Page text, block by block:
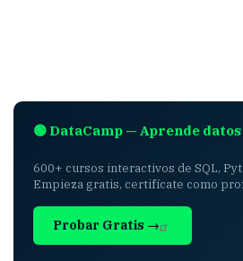
🟢 DataCamp — Aprende datos
600+ cursos interactivos de SQL,
Empieza gratis, certifícate como
Probar Gratis →